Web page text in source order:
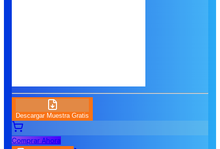
Descargar Muestra Gratis
Comprar Ahora